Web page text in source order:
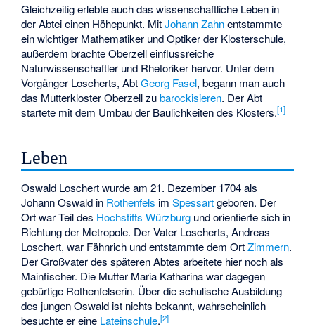
Gleichzeitig erlebte auch das wissenschaftliche Leben in
der Abtei einen Höhepunkt. MitJohann Zahnentstammte
ein wichtiger Mathematiker und Optiker der Klosterschule,
außerdem brachte Oberzell einflussreiche
Naturwissenschaftler und Rhetoriker hervor. Unter dem
Vorgänger Loscherts, AbtGeorg Fasel, begann man auch
das Mutterkloster Oberzell zubarockisieren. Der Abt
startete mit dem Umbau der Baulichkeiten des Klosters.[1]
Leben
Oswald Loschert wurde am 21. Dezember 1704 als
Johann Oswald in Rothenfels imSpessartgeboren. Der
Ort war Teil des Hochstifts Würzburg und orientierte sich in
Richtung der Metropole. Der Vater Loscherts, Andreas
Loschert, war Fähnrich und entstammte dem OrtZimmern.
Der Großvater des späteren Abtes arbeitete hier noch als
Mainfischer. Die Mutter Maria Katharina war dagegen
gebürtige Rothenfelserin. Über die schulische Ausbildung
des jungen Oswald ist nichts bekannt, wahrscheinlich
besuchte er eine Lateinschule.[2]